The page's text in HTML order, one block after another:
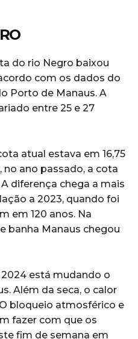
do rio Negro baixou
com os dados do
Porto de Manaus. A
entre 25 e 27
atual estava em 16,75
ano passado, a cota
diferença chega a mais
a 2023, quando foi
em 120 anos. Na
banha Manaus chegou
está mudando o
Além da seca, o calor
bloqueio atmosférico e
fazer com que os
fim de semana em